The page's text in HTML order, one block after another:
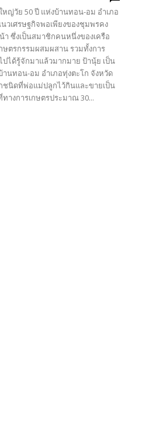
หญ่วัย 50 ปี แห่งบ้านทอน-อม อำเภอ
วเศรษฐกิจพอเพียงของชุมพรคง
า ซึ่งเป็นสมาชิกคนหนึ่งของเครือ
ตรกรรมผสมผสาน รวมทั้งการ
ได้รู้จักมาแล้วมากมาย ป้านุ้ย เป็น
นทอน-อม อำเภอทุ่งตะโก จังหวัด
ชนิดที่พ่อแม่ปลูกไว้กินและขายเป็น
งการเกษตรประมาณ 30...